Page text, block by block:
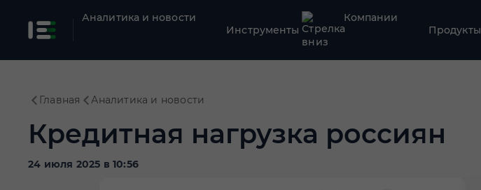
Аналитика и новости
Инструменты
Компании
Продукты
Главная Аналитика и новости
Кредитная нагрузка россиян
24 июля 2025 в 10:56